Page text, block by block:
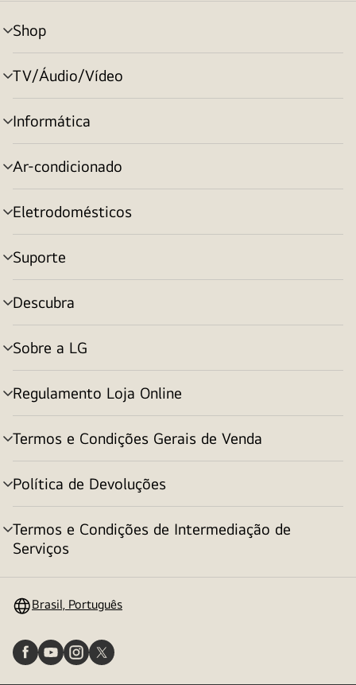
Shop
alternar
menu
TV/Áudio/Vídeo
alternar
menu
Informática
alternar
menu
Ar-condicionado
alternar
menu
Eletrodomésticos
alternar
menu
Suporte
alternar
menu
Descubra
alternar
menu
Sobre a LG
alternar
menu
Regulamento Loja Online
alternar
menu
Termos e Condições Gerais de Venda
alternar
menu
Política de Devoluções
alternar
menu
Termos e Condições de Intermediação de
Serviços
alternar
Brasil, Português